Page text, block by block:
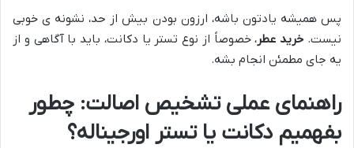
پس همیشه یادتون باشه، ارزون بودن بیش از حد، نشونه ی خوبی
نیست. خرید عطر، خصوصاً از نوع تستر یا دکانت، باید با آگاهی و از
یه جای مطمئن انجام بشه.
راهنمای عملی تشخیص اصالت: چطور
بفهمیم دکانت یا تستر اورجیناله؟